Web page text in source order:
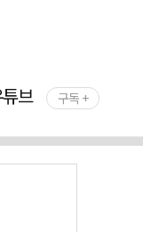
브 구독 +